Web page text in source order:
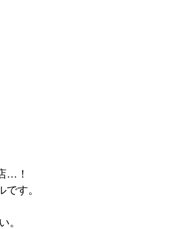
…！
す。
。